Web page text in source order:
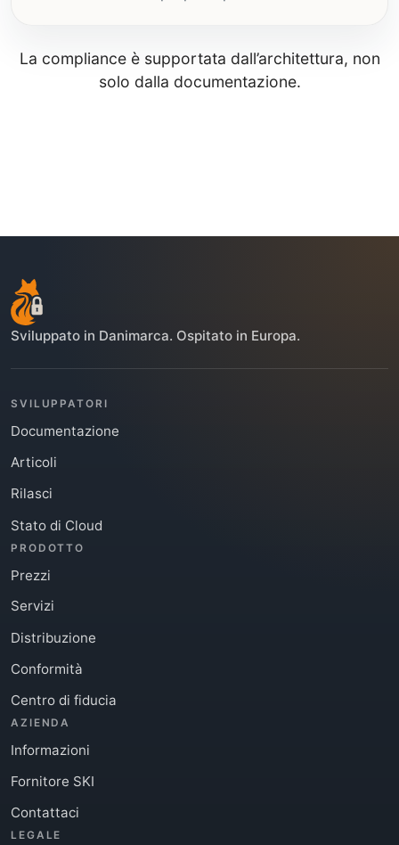
La compliance è supportata dall’architettura, non
solo dalla documentazione.
Sviluppato in Danimarca. Ospitato in Europa.
SVILUPPATORI
Documentazione
Articoli
Rilasci
Stato di Cloud
PRODOTTO
Prezzi
Servizi
Distribuzione
Conformità
Centro di fiducia
AZIENDA
Informazioni
Fornitore SKI
Contattaci
LEGALE